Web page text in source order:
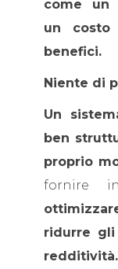
come un
un costo
benefici.
Niente di
Un
ben
proprio
fornire
ridurre gli
redditività.